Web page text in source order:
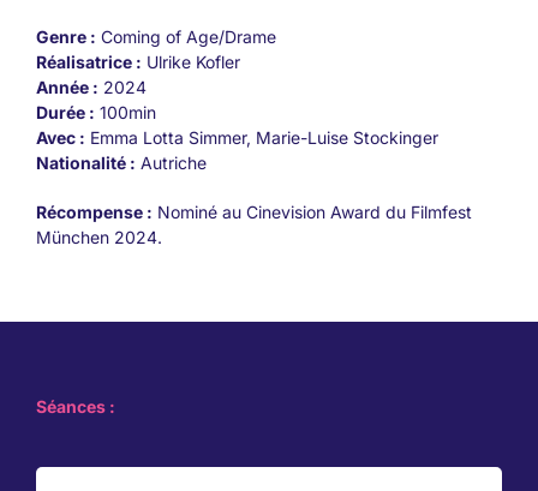
Genre : Coming of Age/Drame
Réalisatrice : Ulrike Kofler
Année : 2024
Durée : 100min
Avec : Emma Lotta Simmer, Marie-Luise Stockinger
Nationalité : Autriche
Récompense : Nominé au Cinevision Award du Filmfest
München 2024.
Séances :